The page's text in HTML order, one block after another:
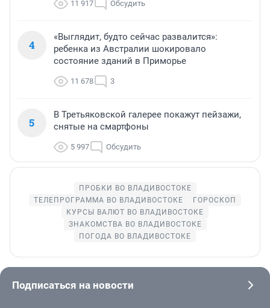
11 917 Обсудить
4
«Выглядит, будто сейчас развалится»:
ребенка из Австралии шокировало
состояние зданий в Приморье
11 678 3
5
В Третьяковской галерее покажут пейзажи,
снятые на смартфоны
5 997 Обсудить
ПРОБКИ ВО ВЛАДИВОСТОКЕ
ТЕЛЕПРОГРАММА ВО ВЛАДИВОСТОКЕ
ГОРОСКОП
КУРСЫ ВАЛЮТ ВО ВЛАДИВОСТОКЕ
ЗНАКОМСТВА ВО ВЛАДИВОСТОКЕ
ПОГОДА ВО ВЛАДИВОСТОКЕ
Подписаться на новости